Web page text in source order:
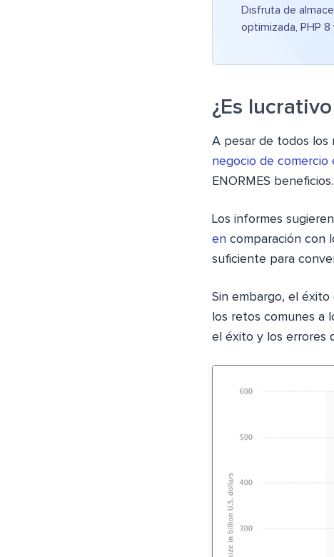
Disfruta de
optimizada, PHP 8
¿Es
A pesar de todos los
negocio de comercio
ENORMES beneficios.
Los informes
en comparación con
suficiente para
Sin embargo, el
los retos comunes a
el éxito y los errores